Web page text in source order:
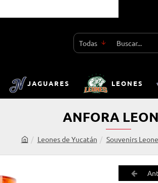
Todas
Buscar...
JAGUARES LEONES
ANFORA
o
Leones de Yucatán Souvenirs